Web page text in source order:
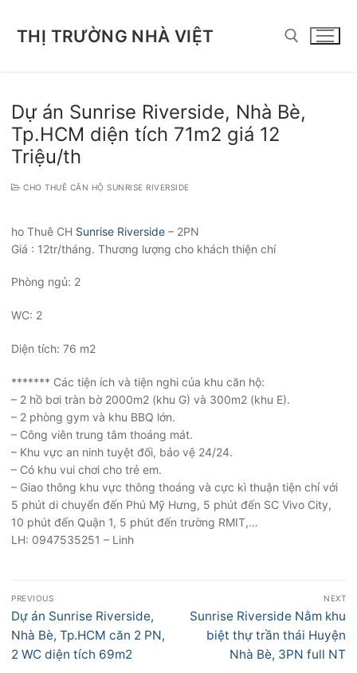
THỊ TRƯỜNG NHÀ VIỆT
Dự án Sunrise Riverside, Nhà Bè,
Tp.HCM diện tích 71m2 giá 12
Triệu/th
CHO THUÊ CĂN HỘ SUNRISE RIVERSIDE
ho Thuê CH Sunrise Riverside – 2PN
Giá : 12tr/tháng. Thương lượng cho khách thiện chí
Phòng ngủ: 2
WC: 2
Diện tích: 76 m2
******* Các tiện ích và tiện nghi của khu căn hộ:
– 2 hồ bơi tràn bờ 2000m2 (khu G) và 300m2 (khu E).
– 2 phòng gym và khu BBQ lớn.
– Công viên trung tâm thoáng mát.
– Khu vực an ninh tuyệt đối, bảo vệ 24/24.
– Có khu vui chơi cho trẻ em.
– Giao thông khu vực thông thoáng và cực kì thuận tiện chỉ với
5 phút di chuyển đến Phú Mỹ Hưng, 5 phút đến SC Vivo City,
10 phút đến Quận 1, 5 phút đến trường RMIT,…
LH: 0947535251 – Linh
Điều
hướng
bài
viết
PREVIOUS
Previous
post:
Dự án Sunrise Riverside,
Nhà Bè, Tp.HCM căn 2 PN,
2 WC diện tích 69m2
NEXT
Next
post:
Sunrise Riverside Nằm khu
biệt thự trần thái Huyện
Nhà Bè, 3PN full NT